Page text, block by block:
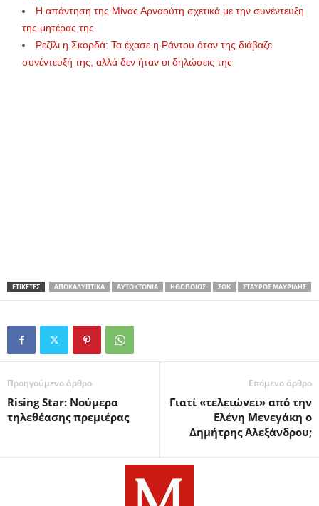
Η απάντηση της Μίνας Αρναούτη σχετικά με την συνέντευξη
της μητέρας της
Ρεζίλι η Σκορδά: Τα έχασε η Ράντου όταν της διάβαζε
συνέντευξή της, αλλά δεν ήταν οι δηλώσεις της
ΕΤΙΚΕΤΕΣ ΑΠΟΚΑΛΥΠΤΙΚΆ ΑΥΤΟΚΤΟΝΊΑ ΗΘΟΠΟΙΌΣ ΣΟΚ ΣΤΑΎΡΟΣ ΜΑΥΡΊΔΗΣ
Προηγούμενο άρθρο
Rising Star: Νούμερα
τηλεθέασης πρεμιέρας
Επόμενο άρθρο
Γιατί «τελειώνει» από την
Ελένη Μενεγάκη ο
Δημήτρης Αλεξάνδρου;